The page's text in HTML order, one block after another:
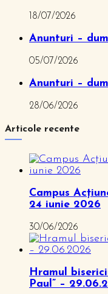
18/07/2026
Anunturi –
05/07/2026
Anunturi –
28/06/2026
Articole recente
Campus
24 iunie 2026
30/06/2026
Hramul
Paul” –